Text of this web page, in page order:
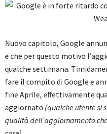
Nuovo capitolo, Google
e che per questo motivo
qualche settimana.
fare il compito di Google e
fine Aprile, effettivamente
aggiornato (qualche utente si
qualità dell’aggiornamento